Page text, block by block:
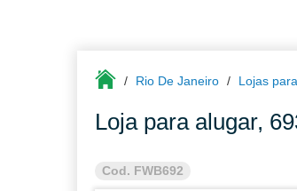
Rio De Janeiro Lojas
Loja para alugar,
Cod. FWB692